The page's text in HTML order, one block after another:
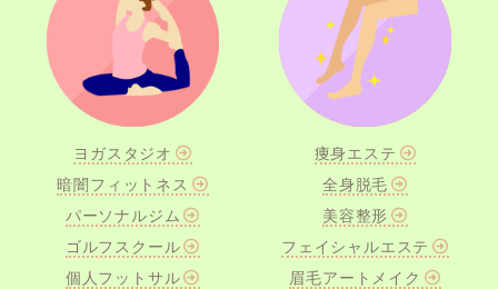
ヨガスタジオ
暗闇フィットネス
パーソナルジム
ゴルフスクール
個人フットサル
痩身エステ
全身脱毛
美容整形
フェイシャルエステ
眉毛アートメイク